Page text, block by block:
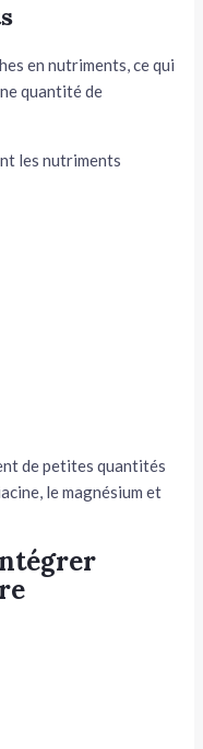
en nutriments, ce qui
quantité de
les nutriments
de petites quantités
le magnésium et